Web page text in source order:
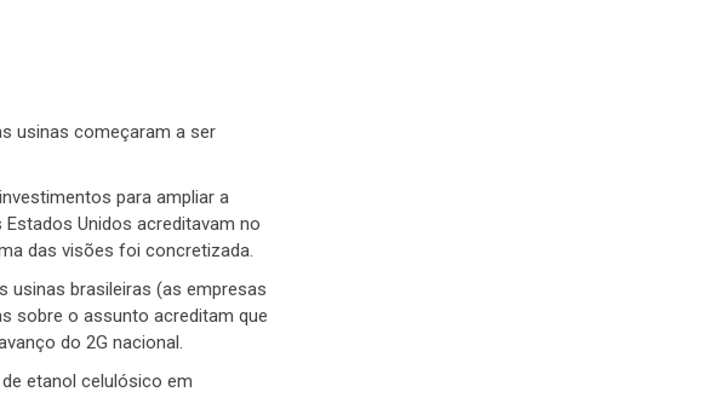
usinas começaram a ser
para ampliar a
Unidos acreditavam no
das visões foi concretizada.
usinas brasileiras (as empresas
sobre o assunto acreditam que
do 2G nacional.
etanol celulósico em